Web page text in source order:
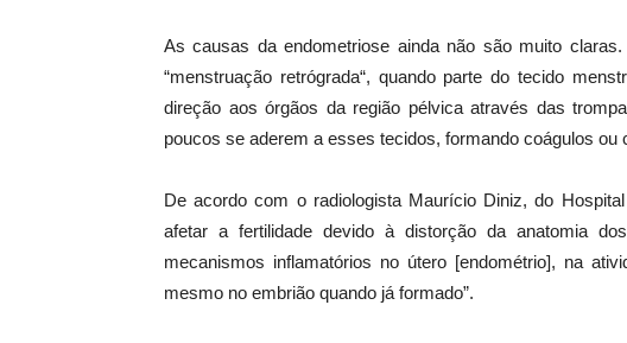
As causas da endometriose ainda não são muito
“menstruação retrógrada“, quando parte do tecido
direção aos órgãos da região pélvica através das
poucos se aderem a esses tecidos, formando coágulos ou
De acordo com o radiologista Maurício Diniz, do
afetar a fertilidade devido à distorção da anatomia
mecanismos inflamatórios no útero [endométrio], na
mesmo no embrião quando já formado”.